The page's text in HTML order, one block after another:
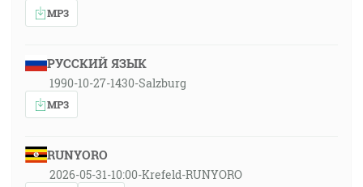
MP3
РУССКИЙ ЯЗЫК
1990-10-27-1430-Salzburg
MP3
RUNYORO
2026-05-31-10:00-Krefeld-RUNYORO